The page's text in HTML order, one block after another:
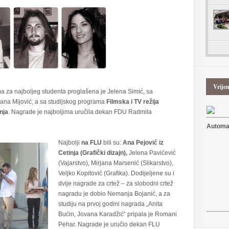
za najboljeg studenta proglašena je Jelena Simić, sa
Mijović, a sa studijskog programa Filmska i TV režija
. Nagrade je najboljima uručila dekan FDU Radmila
Najbolji na FLU bili su: Ana Pejović iz
Cetinja (Grafički dizajn),Jelena Pavićević
(Vajarstvo), Mirjana Marsenić (Slikarstvo),
Veljko Kopitović (Grafika). Dodijeljene su i
dvije nagrade za crtež – za slobodni crtež
nagradu je dobio Nemanja Bojanić, a za
studiju na prvoj godini nagrada „Anita
Bućin, Jovana Karadžić“ pripala je Romani
Pehar. Nagrade je uručio dekan FLU